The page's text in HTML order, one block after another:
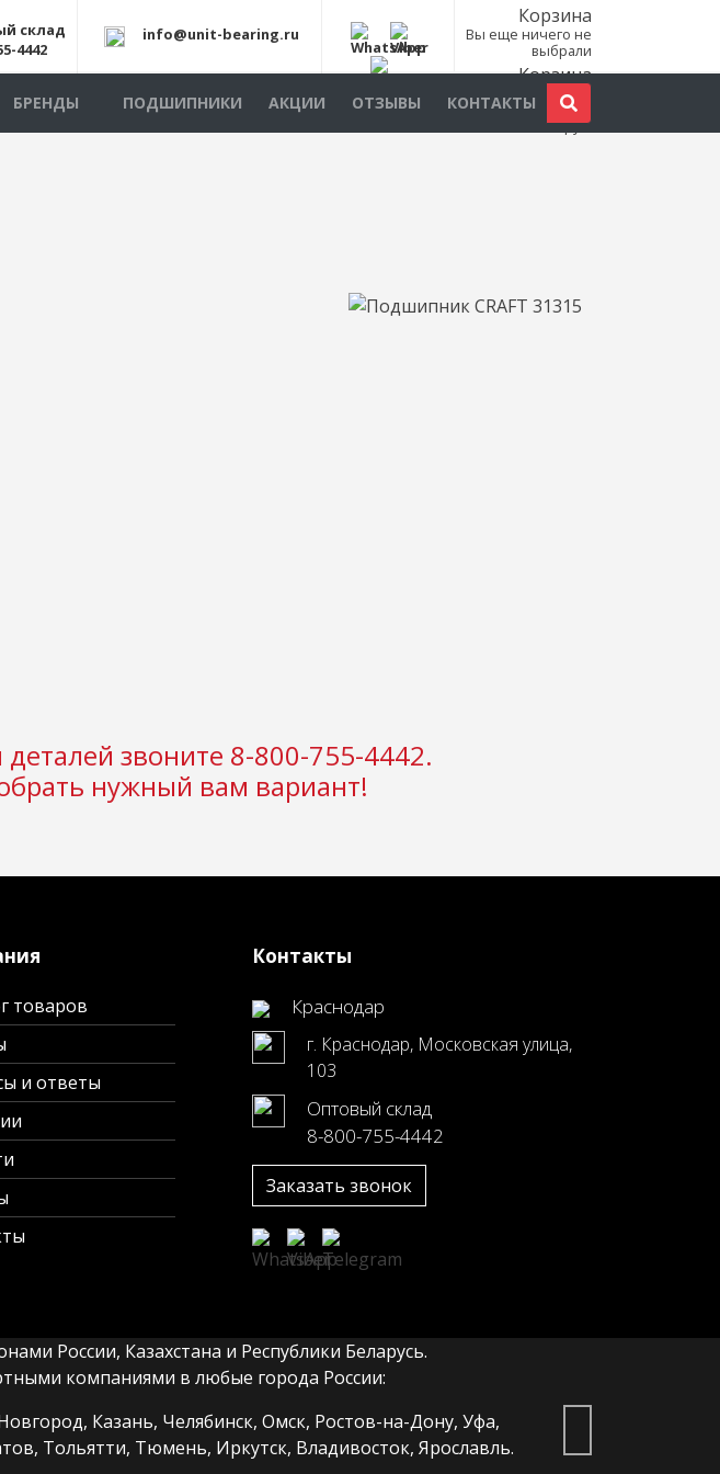
склад
4442
info@unit-bearing.ru
Корзина
Вы еще ничего не
выбрали
Корзина
Всего товаров:
0
шт., на сумму:
руб.
БРЕНДЫ ПОДШИПНИКИ АКЦИИ ОТЗЫВЫ КОНТАКТЫ
звоните 8-800-755-4442.
нужный вам вариант!
товаров
и ответы
Контакты
Краснодар
г. Краснодар, Московская улица,
103
Оптовый склад
8-800-755-4442
Заказать звонок
России, Казахстана и Республики Беларусь.
компаниями в любые города России:
Казань, Челябинск, Омск, Ростов-на-Дону, Уфа,
Тольятти, Тюмень, Иркутск, Владивосток, Ярославль.